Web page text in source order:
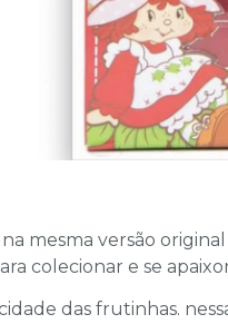
mesma versão
colecionar e se
das frutinhas.